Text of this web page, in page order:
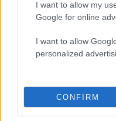
I want to allow my
Google for online
I want to allow
personalized
CONFIRM
Προβλήματα στις
λόγω του δυνατού